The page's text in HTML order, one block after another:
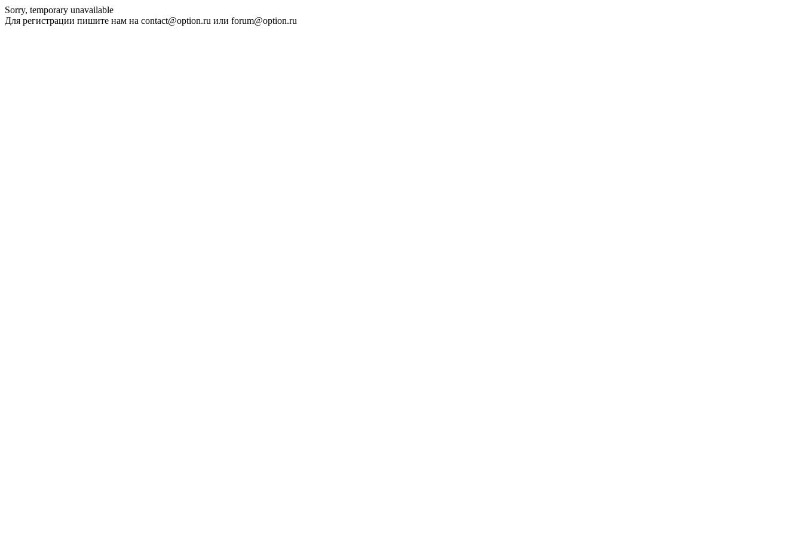
Sorry, temporary unavailable
Для регистрации пишите нам на contact@option.ru или forum@option.ru